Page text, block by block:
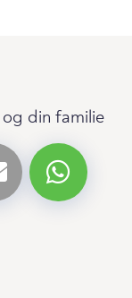
din familie